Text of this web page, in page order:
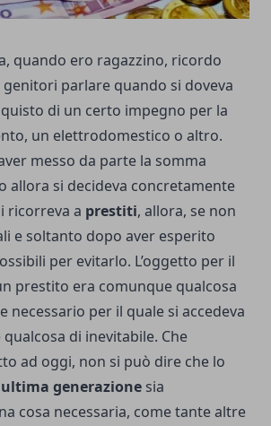
quando ero ragazzino, ricordo
parlare quando si doveva
di un certo impegno per la
un elettrodomestico o altro.
messo da parte la somma
allora si decideva concretamente
ricorreva a prestiti, allora, se non
e soltanto dopo aver esperito
per evitarlo. L’oggetto per il
prestito era comunque qualcosa
necessario per il quale si accedeva
di inevitabile. Che
ad oggi, non si può dire che lo
generazione sia
cosa necessaria, come tante altre